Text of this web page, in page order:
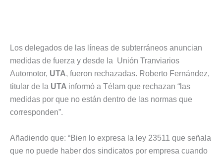
Los delegados de las líneas de subterráneos anuncian
medidas de fuerza y desde la Unión Tranviarios
Automotor, UTA, fueron rechazadas. Roberto Fernández,
titular de la UTA informó a Télam que rechazan “las
medidas por que no están dentro de las normas que
corresponden”.
Añadiendo que: “Bien lo expresa la ley 23511 que señala
que no puede haber dos sindicatos por empresa cuando